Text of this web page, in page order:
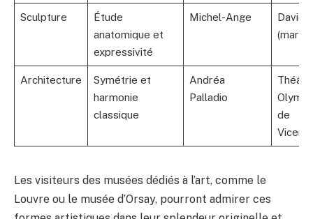
Sculpture
Étude
anatomique et
expressivité
Michel-Ange
David
Architecture
Symétrie et
harmonie
classique
Andréa
Palladio
de
Les visiteurs des musées dédiés à l’art, comme le
Louvre ou le musée d’Orsay, pourront admirer ces